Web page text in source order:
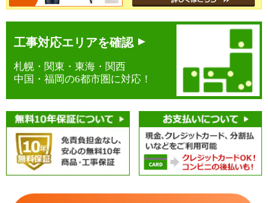
工事対応エリアを確認
札幌・関東・東海・関西
中国・福岡の6都市圏に対応！